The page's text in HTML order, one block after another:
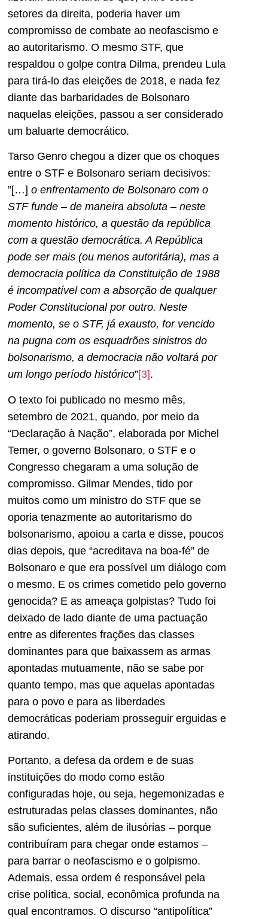
setores da direita, poderia haver um
compromisso de combate ao neofascismo e
ao autoritarismo. O mesmo STF, que
respaldou o golpe contra Dilma, prendeu Lula
para tirá-lo das eleições de 2018, e nada fez
diante das barbaridades de Bolsonaro
naquelas eleições, passou a ser considerado
um baluarte democrático.
Tarso Genro chegou a dizer que os choques
entre o STF e Bolsonaro seriam decisivos:
”[…] o enfrentamento de Bolsonaro com o
STF funde – de maneira absoluta – neste
momento histórico, a questão da república
com a questão democrática. A República
pode ser mais (ou menos autoritária), mas a
democracia política da Constituição de 1988
é incompatível com a absorção de qualquer
Poder Constitucional por outro. Neste
momento, se o STF, já exausto, for vencido
na pugna com os esquadrões sinistros do
bolsonarismo, a democracia não voltará por
um longo período histórico”[3].
O texto foi publicado no mesmo mês,
setembro de 2021, quando, por meio da
“Declaração à Nação”, elaborada por Michel
Temer, o governo Bolsonaro, o STF e o
Congresso chegaram a uma solução de
compromisso. Gilmar Mendes, tido por
muitos como um ministro do STF que se
oporia tenazmente ao autoritarismo do
bolsonarismo, apoiou a carta e disse, poucos
dias depois, que “acreditava na boa-fé” de
Bolsonaro e que era possível um diálogo com
o mesmo. E os crimes cometido pelo governo
genocida? E as ameaça golpistas? Tudo foi
deixado de lado diante de uma pactuação
entre as diferentes frações das classes
dominantes para que baixassem as armas
apontadas mutuamente, não se sabe por
quanto tempo, mas que aquelas apontadas
para o povo e para as liberdades
democráticas poderiam prosseguir erguidas e
atirando.
Portanto, a defesa da ordem e de suas
instituições do modo como estão
configuradas hoje, ou seja, hegemonizadas e
estruturadas pelas classes dominantes, não
são suficientes, além de ilusórias – porque
contribuíram para chegar onde estamos –
para barrar o neofascismo e o golpismo.
Ademais, essa ordem é responsável pela
crise política, social, econômica profunda na
qual encontramos. O discurso “antipolítica”